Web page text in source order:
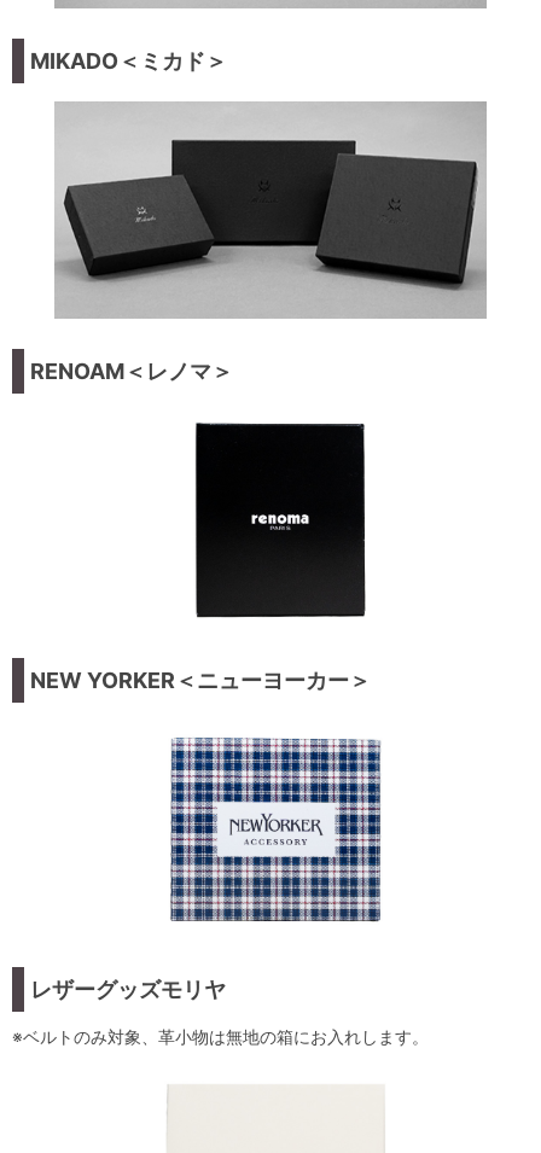
MIKADO＜ミカド＞
RENOAM＜レノマ＞
NEW YORKER＜ニューヨーカー＞
レザーグッズモリヤ
※ベルトのみ対象、革小物は無地の箱にお入れします。